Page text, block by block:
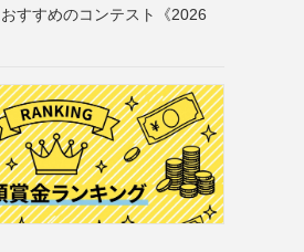
すすめのコンテスト《2026